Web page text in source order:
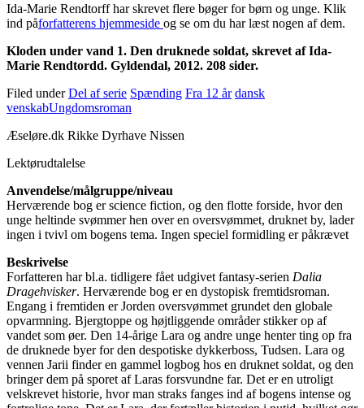
Ida-Marie Rendtorff har skrevet flere bøger for børn og unge. Klik
ind påforfatterens hjemmeside og se om du har læst nogen af dem.
Kloden under vand 1. Den druknede soldat, skrevet af Ida-
Marie Rendtordd. Gyldendal, 2012. 208 sider.
Filed underDel af serie Spænding Fra 12 år dansk
venskabUngdomsroman
Æseløre.dk Rikke Dyrhave Nissen
Lektørudtalelse
Anvendelse/målgruppe/niveau
Herværende bog er science fiction, og den flotte forside, hvor den
unge heltinde svømmer hen over en oversvømmet, druknet by, lader
ingen i tvivl om bogens tema. Ingen speciel formidling er påkrævet
Beskrivelse
Forfatteren har bl.a. tidligere fået udgivet fantasy-serien Dalia
Dragehvisker. Herværende bog er en dystopisk fremtidsroman.
Engang i fremtiden er Jorden oversvømmet grundet den globale
opvarmning. Bjergtoppe og højtliggende områder stikker op af
vandet som øer. Den 14-årige Lara og andre unge henter ting op fra
de druknede byer for den despotiske dykkerboss, Tudsen. Lara og
vennen Jarii finder en gammel logbog hos en druknet soldat, og den
bringer dem på sporet af Laras forsvundne far. Det er en utroligt
velskrevet historie, hvor man straks fanges ind af bogens intense og